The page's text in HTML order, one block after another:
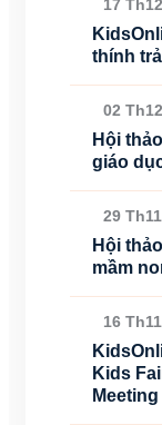
17
thính
02
Hội
giáo
29
Hội
mầm
16
Kids
Meeting